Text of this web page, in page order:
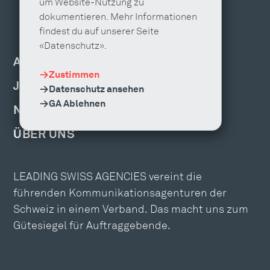
um Website-Nutzung zu
dokumentieren. Mehr Informationen
findest du auf unserer Seite
«Datenschutz».
Zustimmen
Datenschutz ansehen
GA Ablehnen
AGENTUR FINDEN
JOBS & WEITERBILDUNG
NEWS, EVENTS & PUBLIKATIONEN
ÜBER UNS
LEADING SWISS AGENCIES vereint die
führenden Kommunikationsagenturen der
Schweiz in einem Verband. Das macht uns zum
Gütesiegel für Auftraggebende.